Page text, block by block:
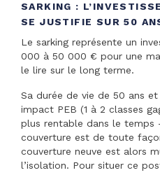
SARKING :
SE JUSTIFIE SUR 50
Le sarking représente un
000 à 50 000 € pour une
le lire sur le long terme.
Sa durée de vie de 50 ans
impact PEB (1 à 2 classes
plus rentable dans le
couverture est de toute
couverture neuve est alors
l’isolation. Pour situer ce